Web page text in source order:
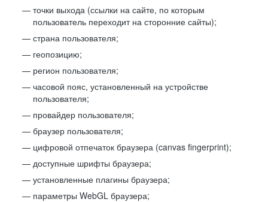
точки выхода (ссылки на сайте, по которым
пользователь переходит на сторонние сайты);
страна пользователя;
геопозицию;
регион пользователя;
часовой пояс, установленный на устройстве
пользователя;
провайдер пользователя;
браузер пользователя;
цифровой отпечаток браузера (canvas fingerprint);
доступные шрифты браузера;
установленные плагины браузера;
параметры WebGL браузера;